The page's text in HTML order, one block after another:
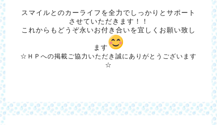
スマイルとのカーライフを全力でしっかりとサポート
させていただきます！！
これからもどうぞ永いお付き合いを宜しくお願い致し
ます
☆ＨＰへの掲載ご協力いただき誠にありがとうございます
☆